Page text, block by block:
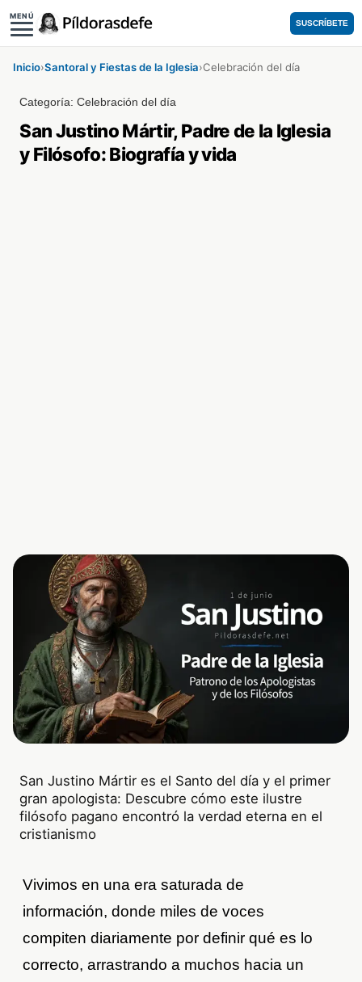
MENÚ
SUSCRÍBETE
Inicio›Santoral y Fiestas de la Iglesia›Celebración del día
Categoría:Celebración del día
San Justino Mártir, Padre de la Iglesia
y Filósofo: Biografía y vida
San Justino Mártir es el Santo del día y el primer
gran apologista: Descubre cómo este ilustre
filósofo pagano encontró la verdad eterna en el
cristianismo
Vivimos en una era saturada de
información, donde miles de voces
compiten diariamente por definir qué es lo
correcto, arrastrando a muchos hacia un